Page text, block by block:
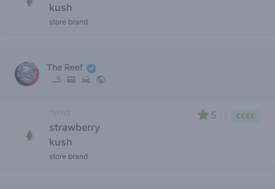
kush
store brand
The Reef
hybrid
strawberry
kush
store brand
5 €€€€